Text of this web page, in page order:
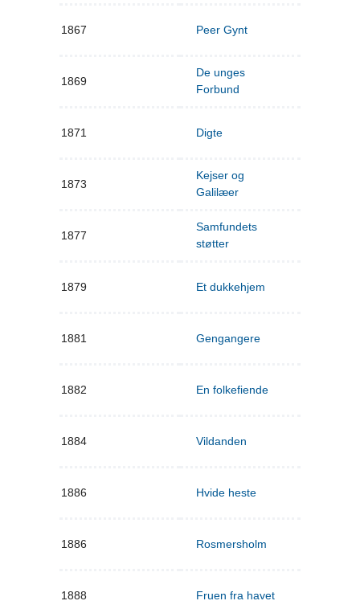
1867 Peer Gynt
1869
De unges
Forbund
1871 Digte
1873
Kejser og
Galilæer
1877
Samfundets
støtter
1879 Et dukkehjem
1881 Gengangere
1882 En folkefiende
1884 Vildanden
1886 Hvide heste
1886 Rosmersholm
1888 Fruen fra havet